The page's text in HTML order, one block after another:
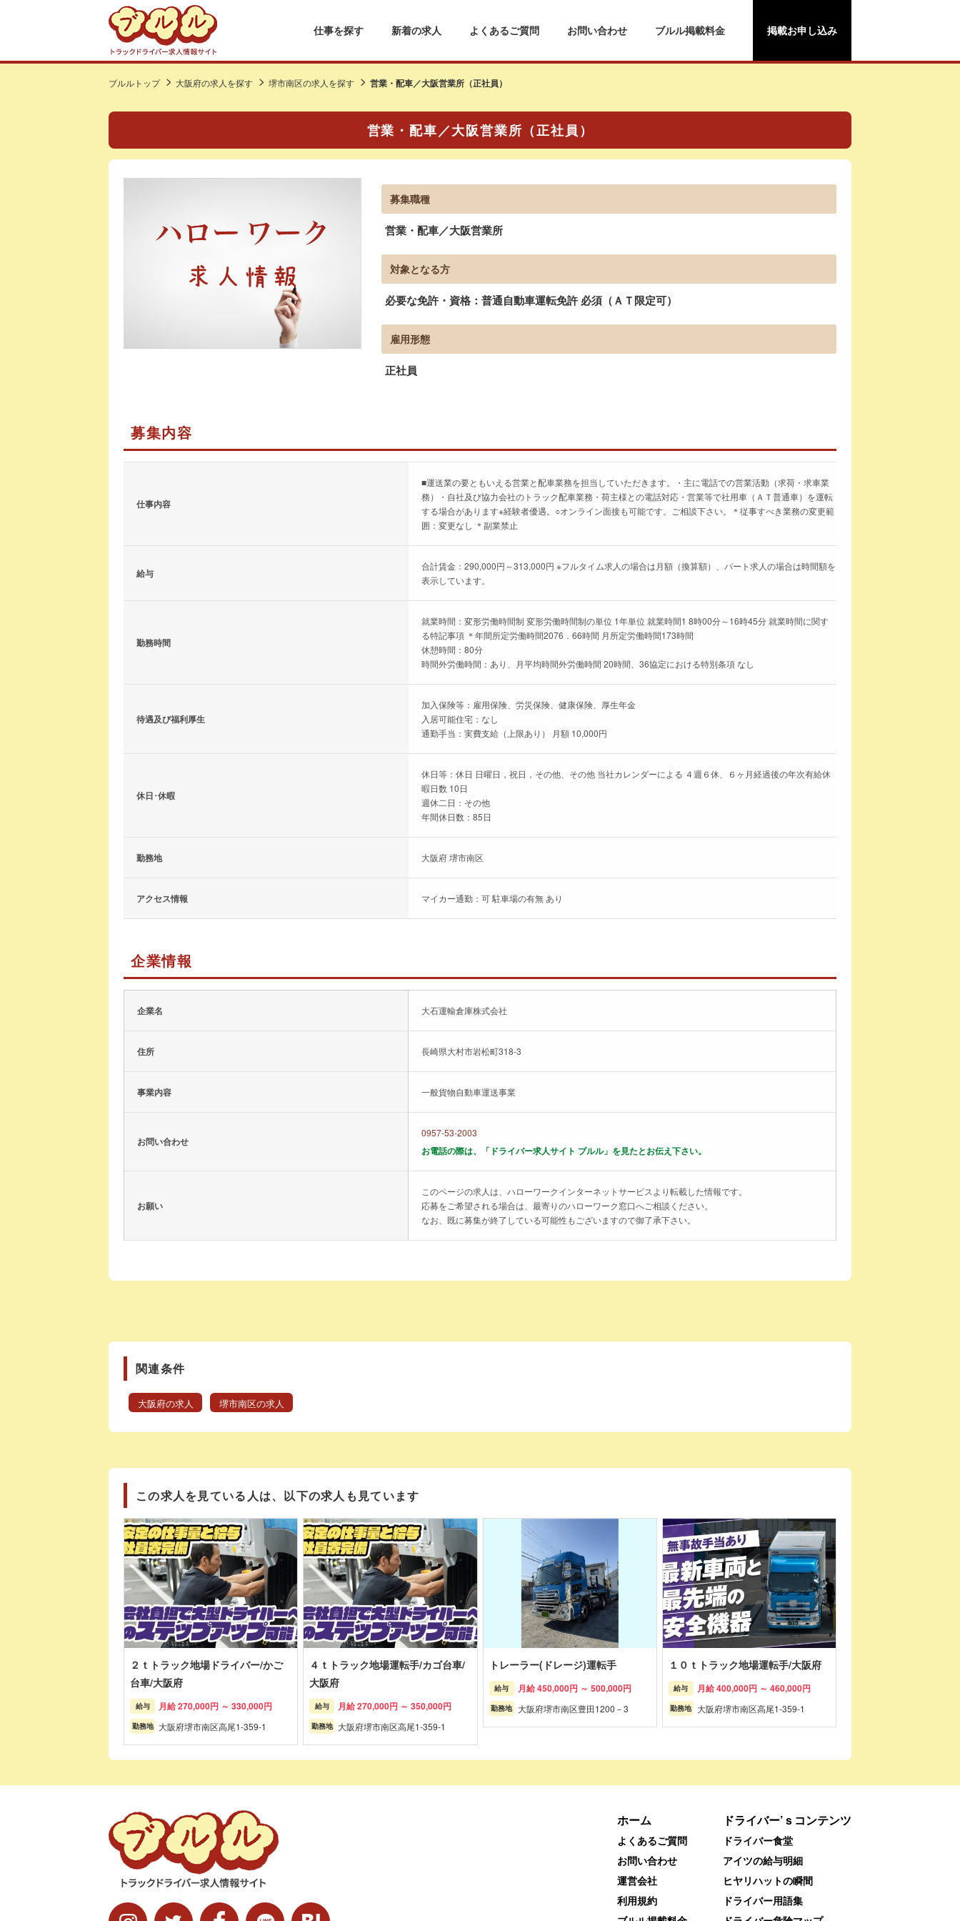
仕事を探す 新着の求人 よくあるご質問 お問い合わせ ブルル掲載料金 掲載お申し込み
ブルルトップ 大阪府の求人を探す 堺市南区の求人を探す 営業・配車／大阪営業所（正社員）
営業・配車／大阪営業所（正社員）
募集職種
営業・配車／大阪営業所
対象となる方
必要な免許・資格：普通自動車運転免許 必須（ＡＴ限定可）
雇用形態
正社員
募集内容
仕事内容
■運送業の要ともいえる営業と配車業務を担当していただきます。・主に電話での営業活動（求荷・求車業
務）・自社及び協力会社のトラック配車業務・荷主様との電話対応・営業等で社用車（ＡＴ普通車）を運転
する場合があります※経験者優遇。○オンライン面接も可能です。ご相談下さい。＊従事すべき業務の変更範
囲：変更なし ＊副業禁止
給与
合計賃金：290,000円～313,000円 ※フルタイム求人の場合は月額（換算額）、パート求人の場合は時間額を
表示しています。
勤務時間
就業時間：変形労働時間制 変形労働時間制の単位 1年単位 就業時間1 8時00分～16時45分 就業時間に関す
る特記事項 ＊年間所定労働時間2076．66時間 月所定労働時間173時間
休憩時間：80分
時間外労働時間：あり、月平均時間外労働時間 20時間、36協定における特別条項 なし
待遇及び福利厚生
加入保険等：雇用保険、労災保険、健康保険、厚生年金
入居可能住宅：なし
通勤手当：実費支給（上限あり） 月額 10,000円
休日･休暇
休日等：休日 日曜日，祝日，その他、その他 当社カレンダーによる ４週６休、６ヶ月経過後の年次有給休
暇日数 10日
週休二日：その他
年間休日数：85日
勤務地 大阪府 堺市南区
アクセス情報 マイカー通勤：可 駐車場の有無 あり
企業情報
企業名 大石運輸倉庫株式会社
住所 長崎県大村市岩松町318-3
事業内容 一般貨物自動車運送事業
お問い合わせ
0957-53-2003
お電話の際は、「ドライバー求人サイト ブルル」を見たとお伝え下さい。
お願い
このページの求人は、ハローワークインターネットサービスより転載した情報です。
応募をご希望される場合は、最寄りのハローワーク窓口へご相談ください。
なお、既に募集が終了している可能性もございますので御了承下さい。
関連条件
大阪府の求人 堺市南区の求人
この求人を見ている人は、以下の求人も見ています
２ｔトラック地場ドライバー/かご
台車/大阪府
給与 月給 270,000円 ～ 330,000円
勤務地 大阪府堺市南区高尾1-359-1
４ｔトラック地場運転手/カゴ台車/
大阪府
給与 月給 270,000円 ～ 350,000円
勤務地 大阪府堺市南区高尾1-359-1
トレーラー(ドレージ)運転手
給与 月給 450,000円 ～ 500,000円
勤務地 大阪府堺市南区豊田1200－3
１０ｔトラック地場運転手/大阪府
給与 月給 400,000円 ～ 460,000円
勤務地 大阪府堺市南区高尾1-359-1
ホーム
よくあるご質問
お問い合わせ
運営会社
利用規約
ドライバー’ｓコンテンツ
ドライバー食堂
アイツの給与明細
ヒヤリハットの瞬間
ドライバー用語集